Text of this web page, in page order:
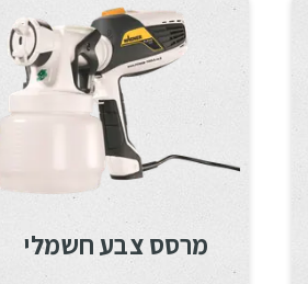
מרסס צבע חשמלי